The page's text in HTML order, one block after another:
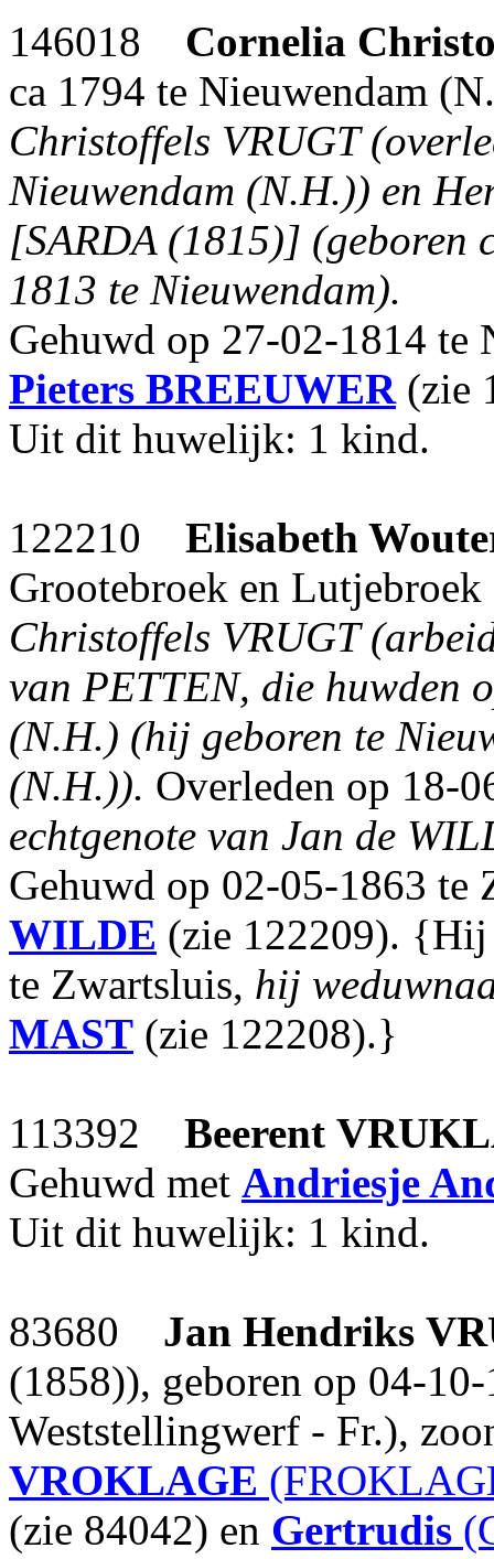
146018 Cornelia
ca 1794 te Nieuwendam
Christoffels VRUGT
Nieuwendam (N.H.)) en
[SARDA (1815)] (geboren
1813 te Nieuwendam).
Gehuwd op 27-02-1814
Pieters BREEUWER(zie
Uit dit huwelijk: 1 kind.
122210 Elisabeth
Grootebroek en
Christoffels VRUGT
van PETTEN, die huwden
(N.H.) (hij geboren te
(N.H.)). Overleden op 18-
echtgenote van Jan de
Gehuwd op 02-05-1863 te
WILDE (zie 122209). {Hij
te Zwartsluis, hij
MAST (zie 122208).}
113392 Beerent
Gehuwd met Andriesje
Uit dit huwelijk: 1 kind.
83680 Jan Hendriks
(1858)), geboren op 04-
Weststellingwerf - Fr.),
VROKLAGE
(zie 84042) en Gertrudis